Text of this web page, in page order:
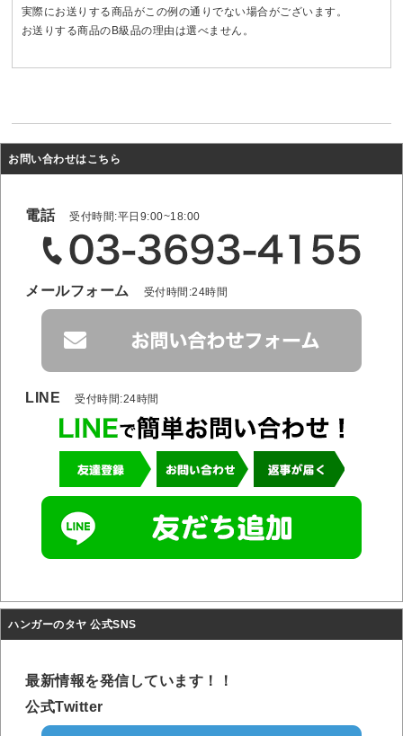
実際にお送りする商品がこの例の通りでない場合がございます。
お送りする商品のB級品の理由は選べません。
お問い合わせはこちら
電話 受付時間:平日9:00~18:00
メールフォーム 受付時間:24時間
LINE 受付時間:24時間
ハンガーのタヤ 公式SNS
最新情報を発信しています！！
公式Twitter